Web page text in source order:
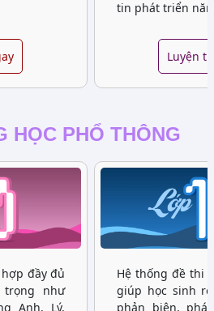
tin phát triển
Luyện
HỌC PHỔ THÔNG
đầy đủ
trọng như
Anh, Lý,
Hệ thống đề thi
giúp học sinh
phản biện,